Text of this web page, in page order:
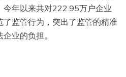
今年以来共对222.95万户企业
监管行为，突出了监管的精准
业的负担。